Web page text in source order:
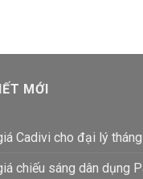
MỚI
Cadivi cho đại lý
chiếu sáng dân dụng